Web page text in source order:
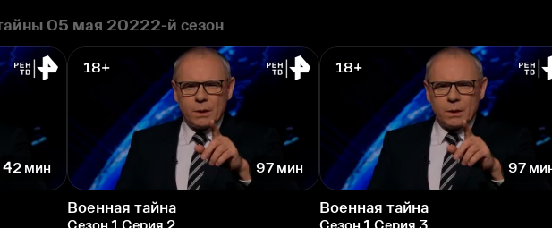
05 мая 20222-й сезон
42 мин
18+
97 мин
Военная тайна
Сезон 1 Серия 2
18+
97
Военная тайна
Сезон 1 Серия 3